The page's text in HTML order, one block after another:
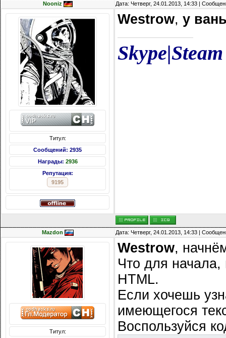
Nooniz Дата: Четверг, 24.01.2013, 14:33 |
Титул:
Сообщений: 2935
Награды: 2936
Репутация:
9195
Westrow, у
Skype|Steam
Mazdon Дата: Четверг, 24.01.2013, 14:33 |
Титул:
Westrow,
Что для начала,
HTML.
Если хочешь
имеющегося
Воспользуйся